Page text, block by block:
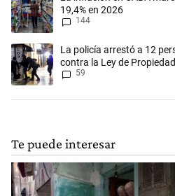
19,4% en 2026
144
Un artículo de tendencia con el título
La policía arrestó a 12
contra la Ley de
agentes heridos
59